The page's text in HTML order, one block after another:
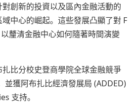
創新的投資以及區內金融活動的
中心的崛起。這些發展凸顯了對 F
釐清金融中心如何隨著時間演變
比分校史登商學院全球金融競爭
並獲阿布扎比經濟發展局 (ADDED)
支持。